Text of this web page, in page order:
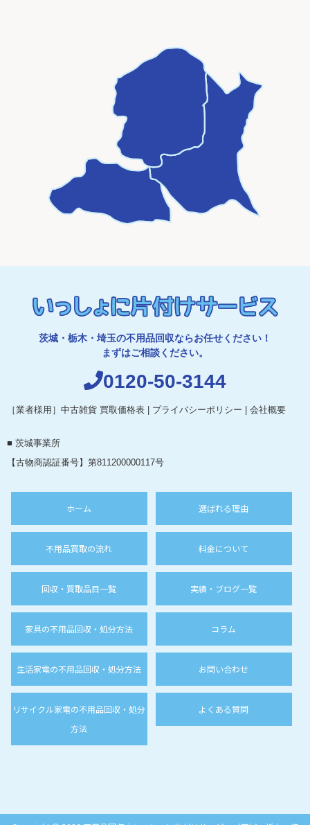
茨城・栃木・埼玉の不用品回収ならお任せください！
まずはご相談ください。
0120-50-3144
［業者様用］中古雑貨 買取価格表 プライバシーポリシー 会社概要
■ 茨城事業所
【古物商認証番号】第811200000117号
ホーム 選ばれる理由
不用品買取の流れ 料金について
回収・買取品目一覧
家具の不用品回収・処分方法
生活家電の不用品回収・処分方法
リサイクル家電の不用品回収・処分
方法
実績・ブログ一覧
コラム
お問い合わせ
よくある質問